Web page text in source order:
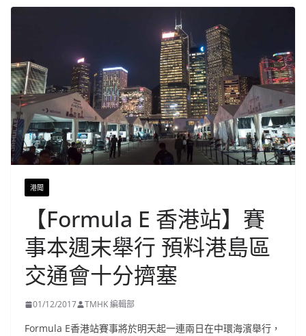
港聞
【Formula E 香港站】賽
事本週末舉行 預料港島區
交通會十分擠塞
01/12/2017 TMHK 編輯部
Formula E香港站賽事將於明天起一連兩日在中環海濱舉行，